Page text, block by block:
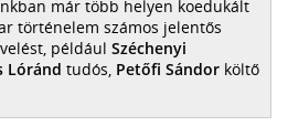
már több helyen koedukált
történelem számos jelentős
például Széchenyi
Lóránd tudós, Petőfi Sándor költő